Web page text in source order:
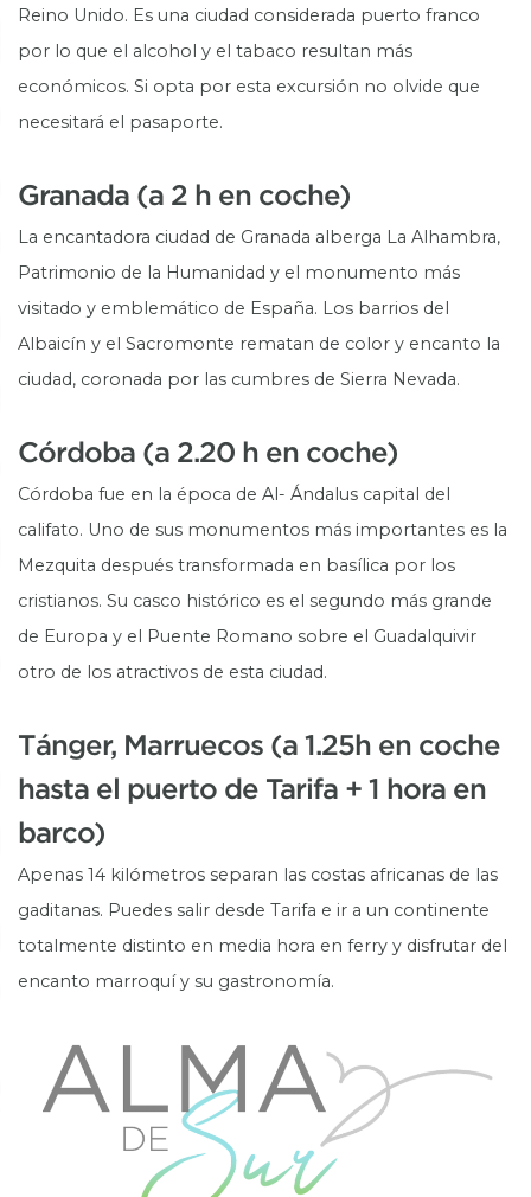
Reino Unido. Es una ciudad considerada puerto franco
por lo que el alcohol y el tabaco resultan más
económicos. Si opta por esta excursión no olvide que
necesitará el pasaporte.
Granada (a 2 h en coche)
La encantadora ciudad de Granada alberga La Alhambra,
Patrimonio de la Humanidad y el monumento más
visitado y emblemático de España. Los barrios del
Albaicín y el Sacromonte rematan de color y encanto la
ciudad, coronada por las cumbres de Sierra Nevada.
Córdoba (a 2.20 h en coche)
Córdoba fue en la época de Al- Ándalus capital del
califato. Uno de sus monumentos más importantes es la
Mezquita después transformada en basílica por los
cristianos. Su casco histórico es el segundo más grande
de Europa y el Puente Romano sobre el Guadalquivir
otro de los atractivos de esta ciudad.
Tánger, Marruecos (a 1.25h en coche
hasta el puerto de Tarifa + 1 hora en
barco)
Apenas 14 kilómetros separan las costas africanas de las
gaditanas. Puedes salir desde Tarifa e ir a un continente
totalmente distinto en media hora en ferry y disfrutar del
encanto marroquí y su gastronomía.